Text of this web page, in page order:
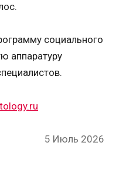
социального
аппаратуру
Posted
5 Июль 2026